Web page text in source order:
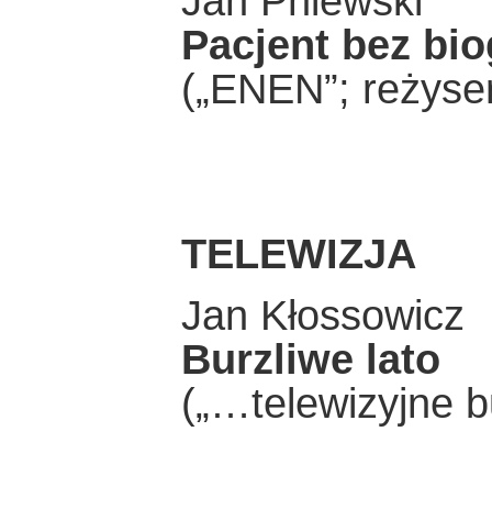
Pacjent bez
(„ENEN”;
TELEWIZJA
Jan Kłossowicz
Burzliwe lato
(„…telewizyjne